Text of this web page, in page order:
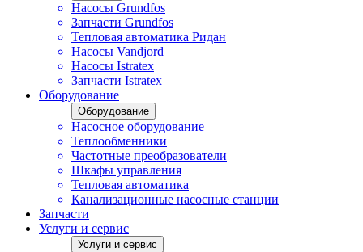
Насосы Grundfos
Запчасти Grundfos
Тепловая автоматика Ридан
Насосы Vandjord
Насосы Istratex
Запчасти Istratex
Оборудование
Оборудование
Насосное оборудование
Теплообменники
Частотные преобразователи
Шкафы управления
Тепловая автоматика
Канализационные насосные станции
Запчасти
Услуги и сервис
Услуги и сервис